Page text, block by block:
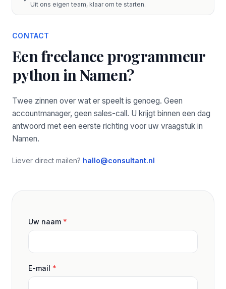
Uit ons eigen team, klaar om te starten.
CONTACT
Een freelance programmeur
python in Namen?
Twee zinnen over wat er speelt is genoeg. Geen
accountmanager, geen sales-call. U krijgt binnen een dag
antwoord met een eerste richting voor uw vraagstuk in
Namen.
Liever direct mailen? hallo@consultant.nl
Uw naam *
E-mail *